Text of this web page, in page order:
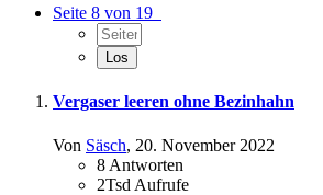
Seite 8 von 19
Vergaser leeren ohne Bezinhahn
Von Säsch, 20. November 2022
8 Antworten
2Tsd Aufrufe